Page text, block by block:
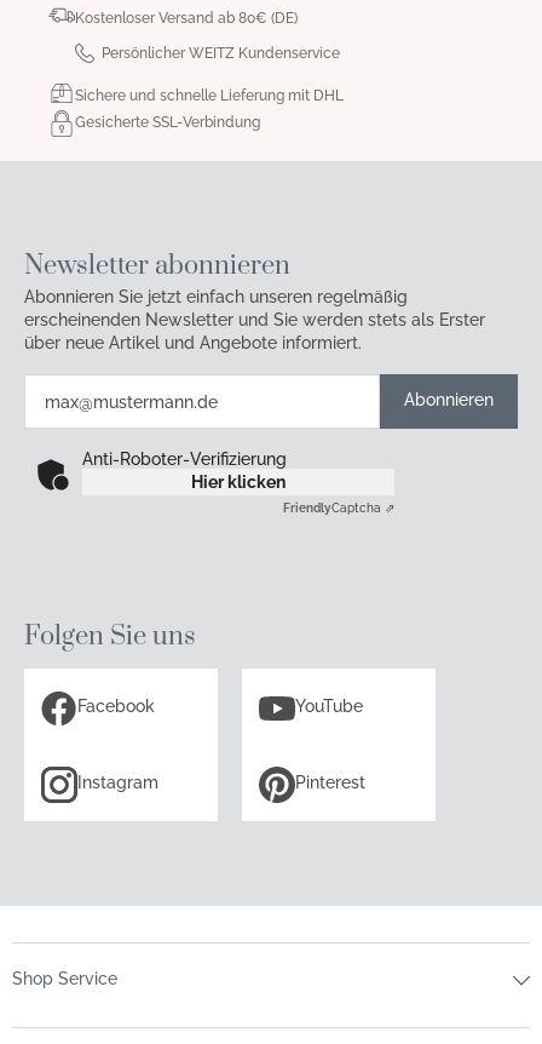
Kostenloser Versand ab 80€ (DE)
Persönlicher WEITZ Kundenservice
Sichere und schnelle Lieferung mit DHL
Gesicherte SSL-Verbindung
Newsletter abonnieren
Abonnieren Sie jetzt einfach unseren regelmäßig
erscheinenden Newsletter und Sie werden stets als Erster
über neue Artikel und Angebote informiert.
Abonnieren
Anti-Roboter-Verifizierung
Hier klicken
FriendlyCaptcha ⇗
Folgen Sie uns
Facebook YouTube
Instagram Pinterest
Shop Service